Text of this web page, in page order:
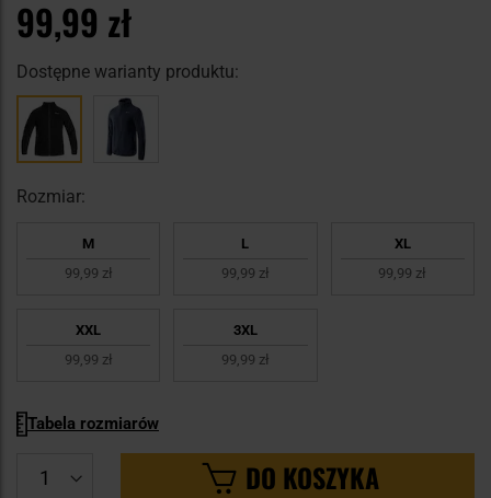
99,99 zł
Dostępne warianty produktu:
Rozmiar:
M
99,99 zł
L
99,99 zł
XL
99,99 zł
XXL
99,99 zł
3XL
99,99 zł
Tabela rozmiarów
DO KOSZYKA